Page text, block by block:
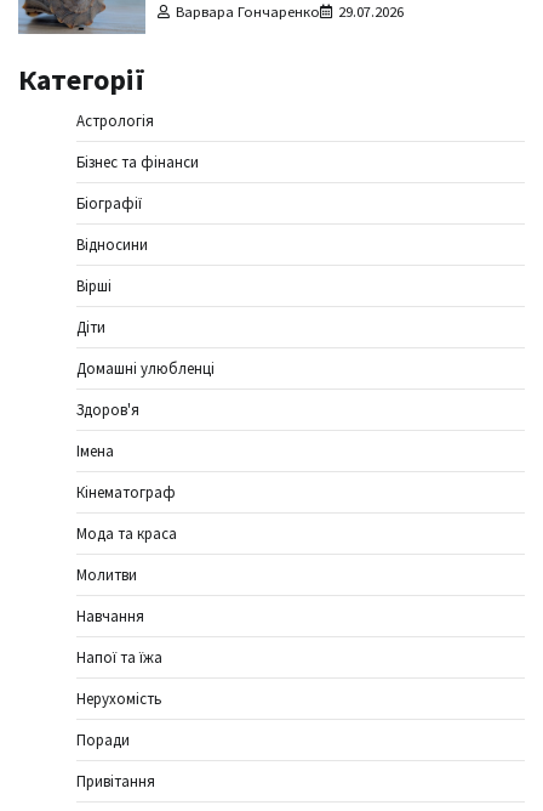
Варвара Гончаренко 29.07.2026
Категорії
Астрологія
Бізнес та фінанси
Біографії
Відносини
Вірші
Діти
Домашні улюбленці
Здоров'я
Імена
Кінематограф
Мода та краса
Молитви
Навчання
Напої та їжа
Нерухомість
Поради
Привітання